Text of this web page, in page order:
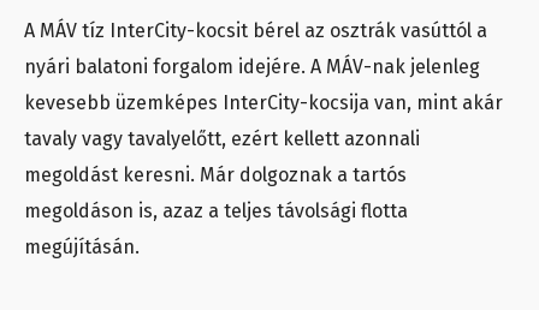
A MÁV tíz InterCity-kocsit bérel az osztrák vasúttól a
nyári balatoni forgalom idejére. A MÁV-nak jelenleg
kevesebb üzemképes InterCity-kocsija van, mint akár
tavaly vagy tavalyelőtt, ezért kellett azonnali
megoldást keresni. Már dolgoznak a tartós
megoldáson is, azaz a teljes távolsági flotta
megújításán.